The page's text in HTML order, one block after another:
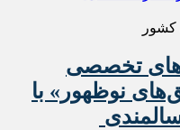
کشور
تخصصی
نوظهور» با